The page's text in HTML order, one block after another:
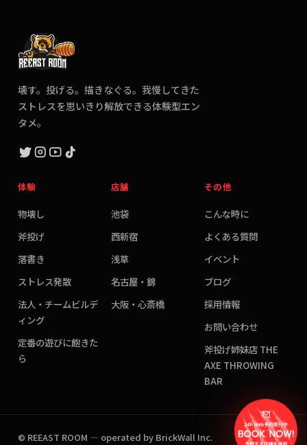
壊す。投げる。描きなぐる。我慢してきた
ストレスを思いきり解放できる体験型エン
タメ。
体験
物壊し
斧投げ
落書き
ストレス発散
法人・チームビルデ
ィング
定番の遊びに飽きた
ら
店舗
池袋
西新宿
浅草
名古屋・錦
大阪・心斎橋
その他
こんな時に
よくある質問
イベント
ブログ
採用情報
お問い合わせ
斧投げ姉妹店 THE
AXE THROWING
BAR
© REEAST ROOM — operated by BrickWall Inc.